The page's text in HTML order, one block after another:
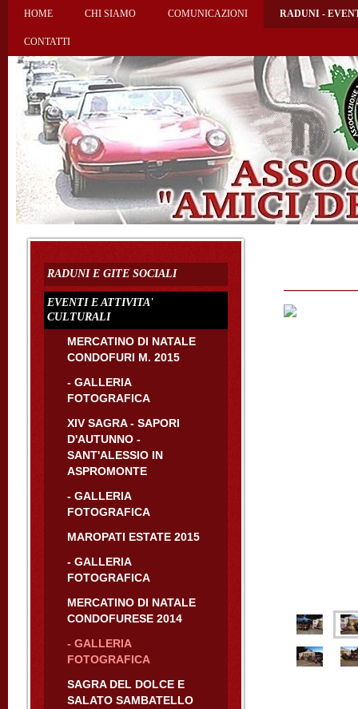
HOME CHI SIAMO COMUNICAZIONI RADUNI -
CONTATTI
RADUNI E GITE SOCIALI
EVENTI E ATTIVITA'
CULTURALI
MERCATINO DI NATALE
CONDOFURI M. 2015
- GALLERIA
FOTOGRAFICA
XIV SAGRA - SAPORI
D'AUTUNNO -
SANT'ALESSIO IN
ASPROMONTE
- GALLERIA
FOTOGRAFICA
MAROPATI ESTATE 2015
- GALLERIA
FOTOGRAFICA
MERCATINO DI NATALE
CONDOFURESE 2014
- GALLERIA
FOTOGRAFICA
SAGRA DEL DOLCE E
SALATO SAMBATELLO